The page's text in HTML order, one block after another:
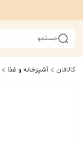
جستجو
کالافان آشپزخانه و غذا